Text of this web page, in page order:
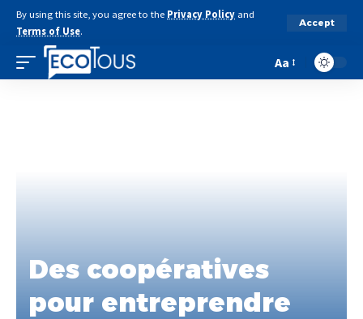
By using this site, you agree to the Privacy Policy and
Terms of Use.
Accept
Aa
Des coopératives
pour entreprendre